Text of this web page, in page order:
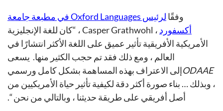
وفقًا
لرئيس Oxford Languages في مطبعة جامعة
أكسفورد
، Casper Grathwohl ، “كان للغة الإنجليزية
الأمريكية الأفريقية تأثير عميق على اللغة الأكثر انتشارًا في
العالم ، ومع ذلك فقد تم حجب الكثير منها. يسعى
ODAAEإلى الاعتراف بهذه المساهمة بشكل كامل ورسمي
، وبذلك … بناء صورة أكثر دقة لكيفية تأثير حياة الأمريكيين من
أصل أفريقي على طريقة حديثنا ، وبالتالي من نحن “.